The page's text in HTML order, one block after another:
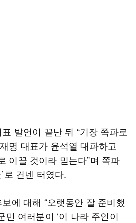
발언이 끝난 뒤 “기장 쪽파로
명 대표가 윤석열 대파하고
이끌 것이라 믿는다”며 쪽파
로 건넨 터였다.
에 대해 “오랫동안 잘 준비했
민 여러분이 ‘이 나라 주인이